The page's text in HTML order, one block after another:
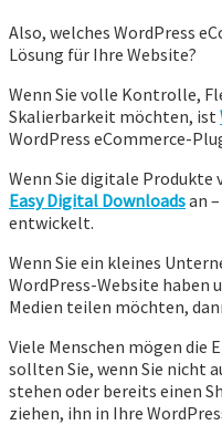
Also, welches WordPress
Lösung für Ihre Website?
Wenn Sie volle Kontrolle,
Skalierbarkeit möchten, ist
WordPress eCommerce-
Wenn Sie digitale Produkte
Easy Digital Downloadsan
entwickelt.
Wenn Sie ein kleines
WordPress-Website haben
Medien teilen möchten,
Viele Menschen mögen die
sollten Sie, wenn Sie nicht
stehen oder bereits einen
ziehen, ihn in Ihre